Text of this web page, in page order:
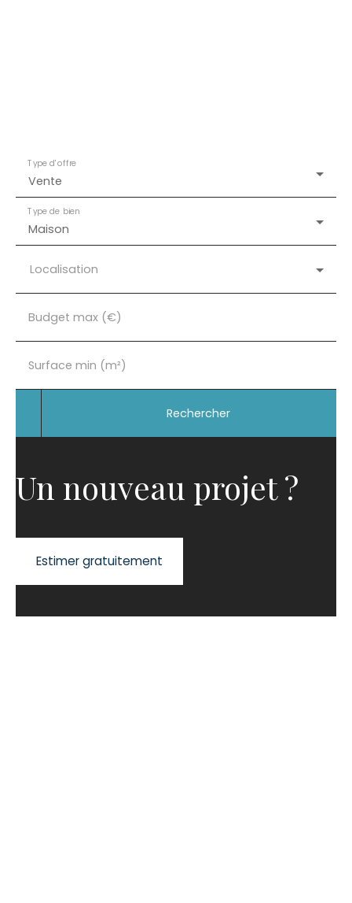
Vente
Type d'offre
Maison
Type de bien
Localisation
Budget max (€)
Surface min (m²)
Rechercher
Un nouveau projet ?
Estimer gratuitement